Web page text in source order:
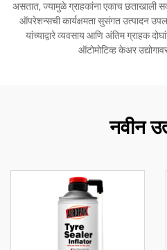
असतात, ज्यामुळे ग्राहकांना एकाच छताखाली
ऑपरेशन्सची कार्यक्षमता सुसंगत उत्पादन
यांच्याद्वारे व्यवसाय आणि अंतिम ग्राहक
ऑटोमोटिव्ह केअर
नवीन